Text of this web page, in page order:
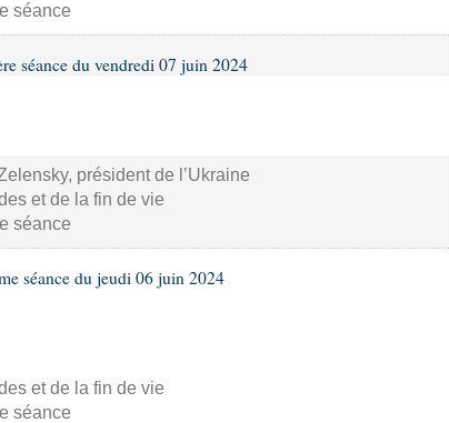
séance
séance du vendredi 07 juin 2024
président de l’Ukraine
et de la fin de vie
séance
séance du jeudi 06 juin 2024
et de la fin de vie
séance